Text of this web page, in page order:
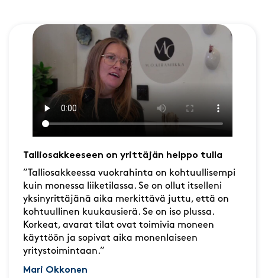
Talliosakkeeseen on yrittäjän helppo tulla
”Talliosakkeessa vuokrahinta on kohtuullisempi
kuin monessa liiketilassa. Se on ollut itselleni
yksinyrittäjänä aika merkittävä juttu, että on
kohtuullinen kuukausierä. Se on iso plussa.
Korkeat, avarat tilat ovat toimivia moneen
käyttöön ja sopivat aika monenlaiseen
yritystoimintaan.”
Mari Okkonen